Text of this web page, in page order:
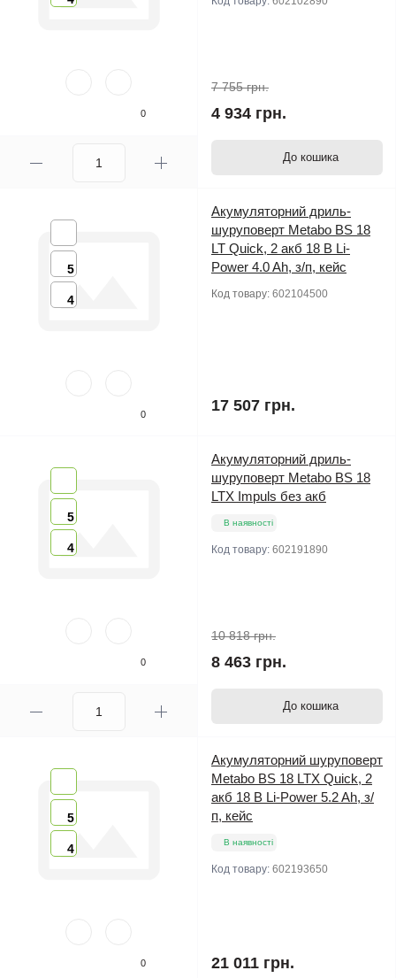
0
7 755 грн.
4 934 грн.
До кошика
5
4
0
Акумуляторний дриль-
шуруповерт Metabo BS 18
LT Quick, 2 акб 18 В Li-
Power 4.0 Ah, з/п, кейс
Код товару: 602104500
17 507 грн.
5
4
0
Акумуляторний дриль-
шуруповерт Metabo BS 18
LTX Impuls без акб
В наявності
Код товару: 602191890
10 818 грн.
8 463 грн.
До кошика
5
4
0
Акумуляторний шуруповерт
Metabo BS 18 LTX Quick, 2
акб 18 В Li-Power 5.2 Ah, з/
п, кейс
В наявності
Код товару: 602193650
21 011 грн.